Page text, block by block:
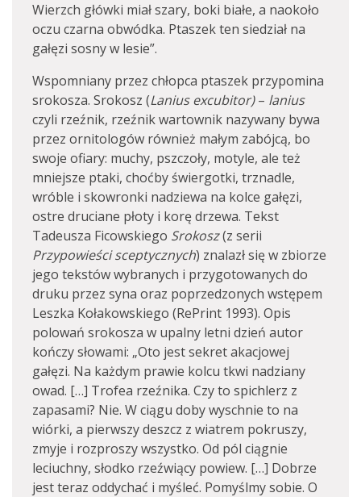
Wierzch główki miał szary, boki białe, a naokoło
oczu czarna obwódka. Ptaszek ten siedział na
gałęzi sosny w lesie”.
Wspomniany przez chłopca ptaszek przypomina
srokosza. Srokosz (Lanius excubitor)– lanius
czyli rzeźnik, rzeźnik wartownik nazywany bywa
przez ornitologów również małym zabójcą, bo
swoje ofiary: muchy, pszczoły, motyle, ale też
mniejsze ptaki, choćby świergotki, trznadle,
wróble i skowronki nadziewa na kolce gałęzi,
ostre druciane płoty i korę drzewa. Tekst
Tadeusza Ficowskiego Srokosz(z serii
Przypowieści sceptycznych) znalazł się w zbiorze
jego tekstów wybranych i przygotowanych do
druku przez syna oraz poprzedzonych wstępem
Leszka Kołakowskiego (RePrint 1993). Opis
polowań srokosza w upalny letni dzień autor
kończy słowami: „Oto jest sekret akacjowej
gałęzi. Na każdym prawie kolcu tkwi nadziany
owad. […] Trofea rzeźnika. Czy to spichlerz z
zapasami? Nie. W ciągu doby wyschnie to na
wiórki, a pierwszy deszcz z wiatrem pokruszy,
zmyje i rozproszy wszystko. Od pól ciągnie
leciuchny, słodko rzeźwiący powiew. […] Dobrze
jest teraz oddychać i myśleć. Pomyślmy sobie. O